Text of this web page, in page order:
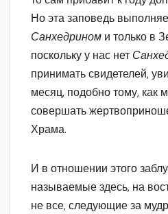
Но эта заповедь
Санхедрином и только в
поскольку у нас нет
принимать свидетелей,
месяц, подобно тому, как
совершать
Храма.
И в отношении этого
называемые здесь, на
не все, следующие за